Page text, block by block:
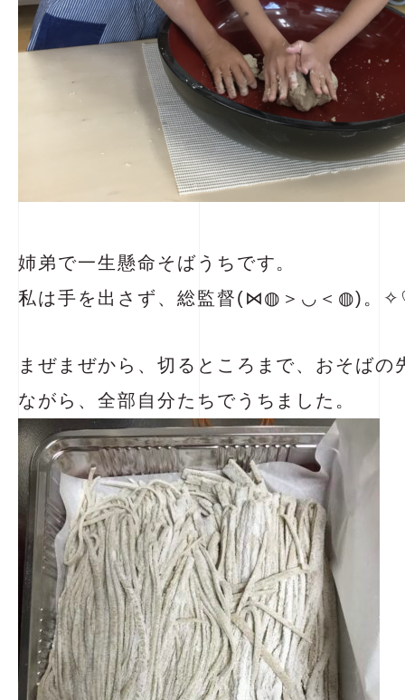
姉弟で一生懸命そばうちです。
私は手を出さず、総監督(⋈◍＞◡＜◍)。
まぜまぜから、切るところまで、おそばの
ながら、全部自分たちでうちました。